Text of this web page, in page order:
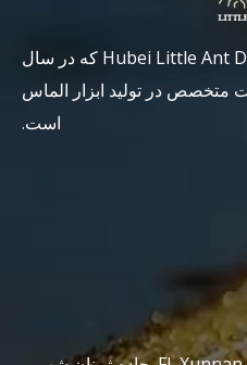
Hubei Little Ant Diamond Tools Co., Ltd که در سال
متخصص در تولید ابزار الماس
است.